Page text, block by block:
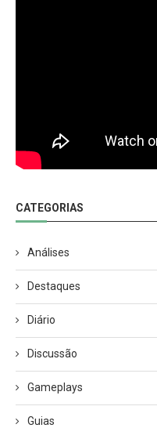
CATEGORIAS
Análises
Destaques
Diário
Discussão
Gameplays
Guias